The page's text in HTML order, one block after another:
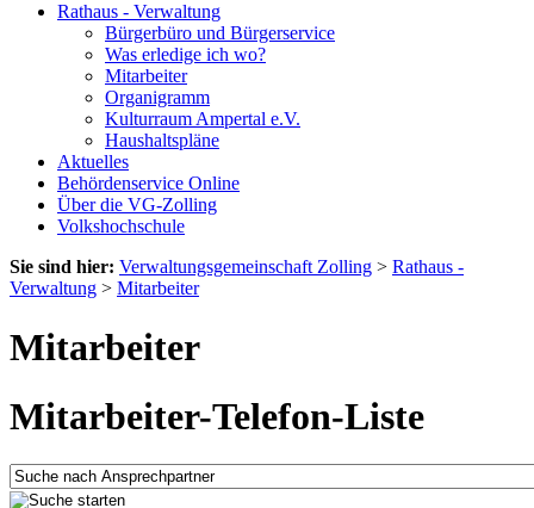
Rathaus - Verwaltung
Bürgerbüro und Bürgerservice
Was erledige ich wo?
Mitarbeiter
Organigramm
Kulturraum Ampertal e.V.
Haushaltspläne
Aktuelles
Behördenservice Online
Über die VG-Zolling
Volkshochschule
Sie sind hier: Verwaltungsgemeinschaft Zolling > Rathaus -
Verwaltung > Mitarbeiter
Mitarbeiter
Mitarbeiter-Telefon-Liste